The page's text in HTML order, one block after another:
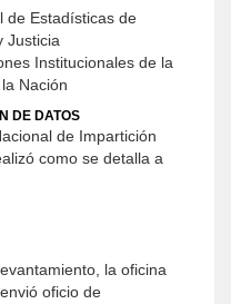
de Estadísticas de
Justicia
Institucionales de la
Nación
DE DATOS
de Impartición
como se detalla a
la oficina
oficio de